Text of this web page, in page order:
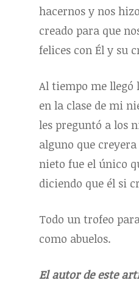
hacernos y nos
creado para que
felices con Él y su
Al tiempo me llegó
en la clase de mi
les preguntó a los
alguno que
nieto fue el único
diciendo que él si
Todo un trofeo
como abuelos.
El autor de este